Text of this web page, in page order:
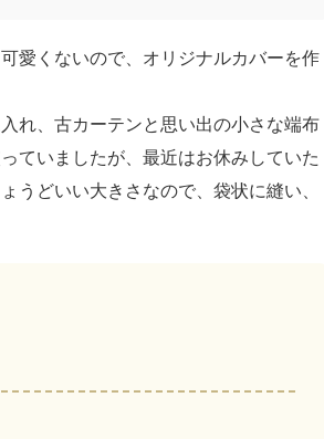
愛くないので、オリジナルカバーを作
れ、古カーテンと思い出の小さな端布
ていましたが、最近はお休みしていた
うどいい大きさなので、袋状に縫い、